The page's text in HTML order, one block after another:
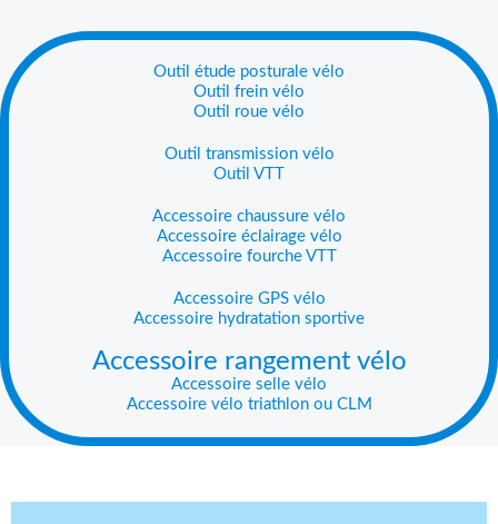
Outil étude posturale vélo
Outil frein vélo
Outil roue vélo
Outil transmission vélo
Outil VTT
Accessoire chaussure vélo
Accessoire éclairage vélo
Accessoire fourche VTT
Accessoire GPS vélo
Accessoire hydratation sportive
Accessoire rangement vélo
Accessoire selle vélo
Accessoire vélo triathlon ou CLM